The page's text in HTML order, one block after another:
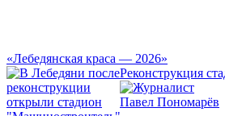
«Лебедянская краса — 2026»
Реконструкция